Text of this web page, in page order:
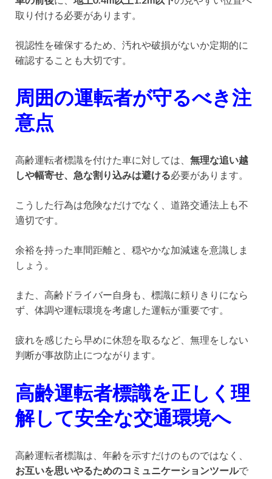
取り付ける必要があります。
視認性を確保するため、汚れや破損がないか定期的に
確認することも大切です。
周囲の運転者が守るべき注
意点
高齢運転者標識を付けた車に対しては、 無理な追い越
しや幅寄せ、急な割り込みは避ける必要があります。
こうした行為は危険なだけでなく、道路交通法上も不
適切です。
余裕を持った車間距離と、穏やかな加減速を意識しま
しょう。
また、高齢ドライバー自身も、標識に頼りきりになら
ず、体調や運転環境を考慮した運転が重要です。
疲れを感じたら早めに休憩を取るなど、無理をしない
判断が事故防止につながります。
高齢運転者標識を正しく理
解して安全な交通環境へ
高齢運転者標識は、年齢を示すだけのものではなく、
お互いを思いやるためのコミュニケーションツールで